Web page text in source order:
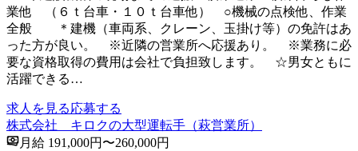
業他 （６ｔ台車・１０ｔ台車他） ○機械の点検他、作業
全般 ＊建機（車両系、クレーン、玉掛け等）の免許はあ
った方が良い。 ※近隣の営業所へ応援あり。 ※業務に必
要な資格取得の費用は会社で負担致します。 ☆男女ともに
活躍できる…
求人を見る応募する
株式会社 キロクの大型運転手（萩営業所）
月給 191,000円〜260,000円